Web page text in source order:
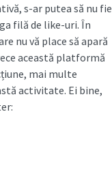
s-ar putea să nu fie
filă de like-uri. În
nu vă place să apară
această platformă
mai multe
activitate. Ei bine,